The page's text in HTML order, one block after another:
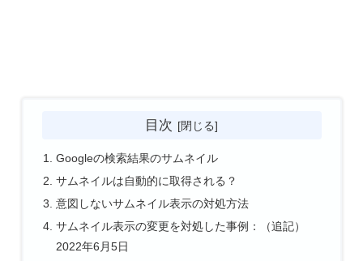
目次
Googleの検索結果のサムネイル
サムネイルは自動的に取得される？
意図しないサムネイル表示の対処方法
サムネイル表示の変更を対処した事例：（追記）
2022年6月5日